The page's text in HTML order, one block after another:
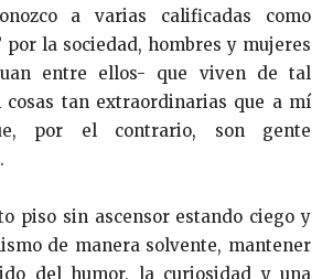
a varias calificadas como
por la sociedad, hombres y mujeres
entre ellos- que viven de tal
cosas tan extraordinarias que a mí
por el contrario, son gente
piso sin ascensor estando ciego y
de manera solvente, mantener
del humor, la curiosidad y una